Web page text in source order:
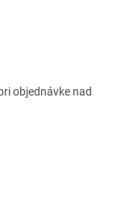
objednávke nad